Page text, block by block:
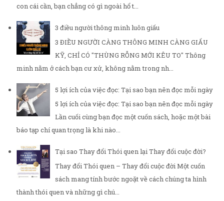
con cái cần, bạn chẳng có gì ngoài hổ t...
3 điều người thông minh luôn giấu
3 ĐIỀU NGƯỜI CÀNG THÔNG MINH CÀNG GIẤU
KỸ, CHỈ CÓ "THÙNG RỖNG MỚI KÊU TO" Thông
minh nằm ở cách bạn cư xử, không nằm trong nh...
5 lợi ích của việc đọc: Tại sao bạn nên đọc mỗi ngày
5 lợi ích của việc đọc: Tại sao bạn nên đọc mỗi ngày
Lần cuối cùng bạn đọc một cuốn sách, hoặc một bài
báo tạp chí quan trọng là khi nào...
Tại sao Thay đổi Thói quen lại Thay đổi cuộc đời?
Thay đổi Thói quen – Thay đổi cuộc đời Một cuốn
sách mang tính bước ngoặt về cách chúng ta hình
thành thói quen và những gì chú...